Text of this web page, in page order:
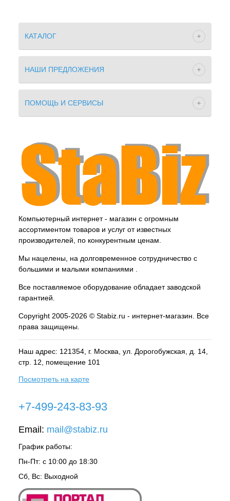
КАТАЛОГ
НАШИ ПРЕДЛОЖЕНИЯ
ПОМОЩЬ И СЕРВИСЫ
Компьютерный интернет - магазин с огромным
ассортиментом товаров и услуг от известных
производителей, по конкурентным ценам.
Мы нацелены, на долговременное сотрудничество с
большими и малыми компаниями .
Все поставляемое оборудование обладает заводской
гарантией.
Copyright 2005-2026 © Stabiz.ru - интернет-магазин. Все
права защищены.
Наш адрес: 121354, г. Москва , ул. Дорогобужская, д. 14,
стр. 12, помещение 101
Посмотреть на карте
+7-499-243-83-93
Email: mail@stabiz.ru
График работы:
Пн-Пт: с 10:00 до 18:30
Сб, Вс: Выходной